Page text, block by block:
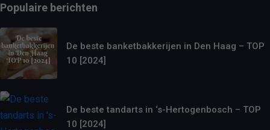
Populaire berichten
De beste banketbakkerijen in Den Haag – TOP
10 [2024]
De beste tandarts in ‘s-Hertogenbosch – TOP
10 [2024]